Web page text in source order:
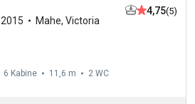
2015 Mahe, Victoria
4,75(5)
6 Kabine 11,6 m 2 WC